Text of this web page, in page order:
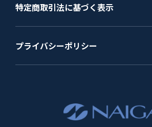
特定商取引法に基づく表示
プライバシーポリシー